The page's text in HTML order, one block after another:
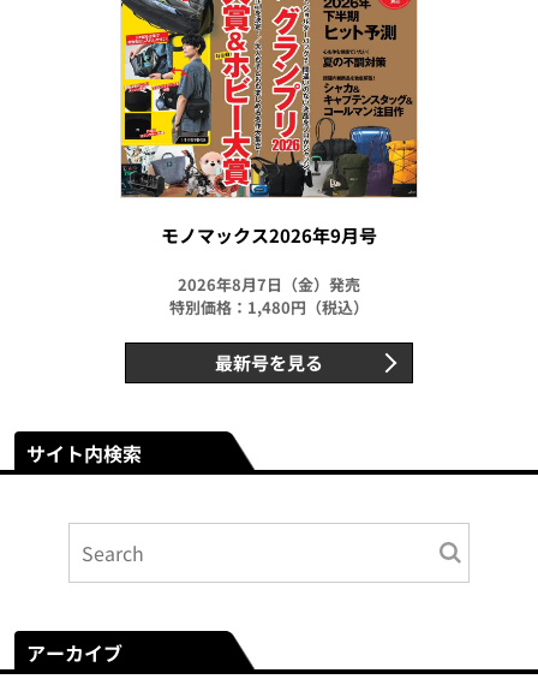
モノマックス2026年9月号
2026年8月7日（金）発売
特別価格：1,480円（税込）
最新号を見る
サイト内検索
アーカイブ